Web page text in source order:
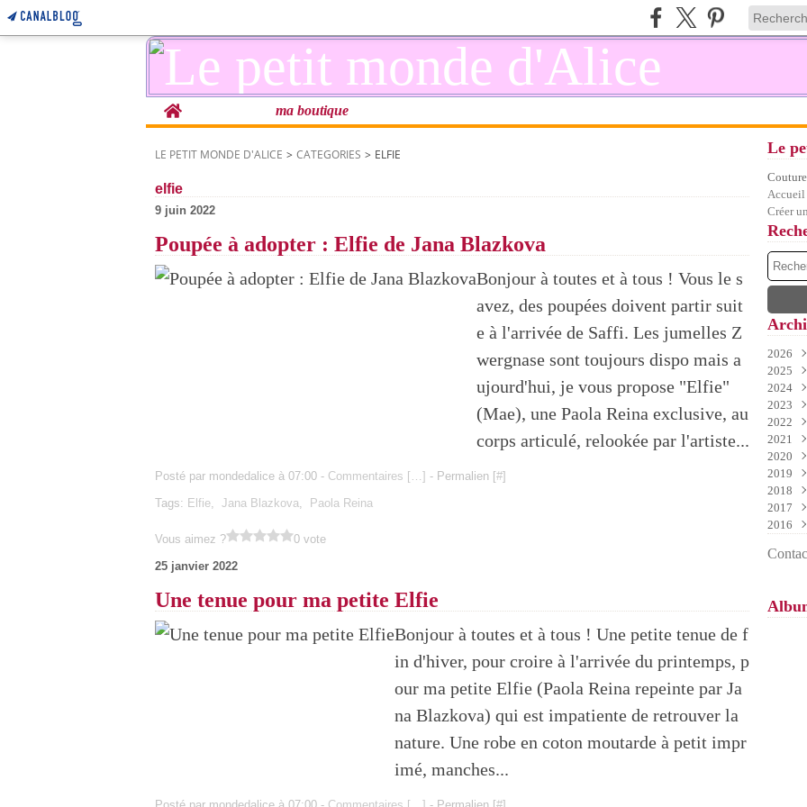
Home ma boutique
LE PETIT MONDE D'ALICE > CATEGORIES > ELFIE
elfie
9 juin 2022
Poupée à adopter : Elfie de Jana Blazkova
Bonjour à toutes et à tous ! Vous le s
avez, des poupées doivent partir suit
e à l'arrivée de Saffi. Les jumelles Z
wergnase sont toujours dispo mais a
ujourd'hui, je vous propose "Elfie"
(Mae), une Paola Reina exclusive, au
corps articulé, relookée par l'artiste...
Posté par mondedalice à 07:00 - Commentaires [ …] - Permalien [#]
Tags: Elfie, Jana Blazkova, Paola Reina
Vous aimez ?
0 vote
25 janvier 2022
Une tenue pour ma petite Elfie
Bonjour à toutes et à tous ! Une petite tenue de f
in d'hiver, pour croire à l'arrivée du printemps, p
our ma petite Elfie (Paola Reina repeinte par Ja
na Blazkova) qui est impatiente de retrouver la
nature. Une robe en coton moutarde à petit impr
imé, manches...
Le
Accueil
Créer
2026
Juin
Mai
Avril
Mars
2025
Août
Juin
Mai
Avril
2024
Août
Juin
Mai
2023
Août
Juin
2022
Août
Mai
2021
Août
Juin
2020
2019
Mai
2018
Juin
2017
2016